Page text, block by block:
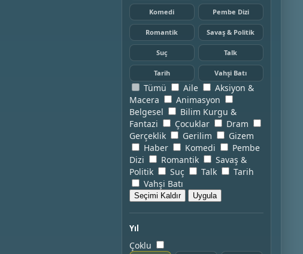
Komedi Pembe Dizi
Romantik Savaş & Politik
Suç Talk
Tarih Vahşi Batı
Tümü Aile
Aksiyon &
Macera
Animasyon
Belgesel
Bilim Kurgu &
Fantazi
Çocuklar
Dram
Gerçeklik
Gerilim
Gizem
Haber
Komedi
Pembe
Dizi
Romantik
Savaş &
Politik
Suç Talk
Tarih
Vahşi Batı
Seçimi Kaldır Uygula
Yıl
Çoklu